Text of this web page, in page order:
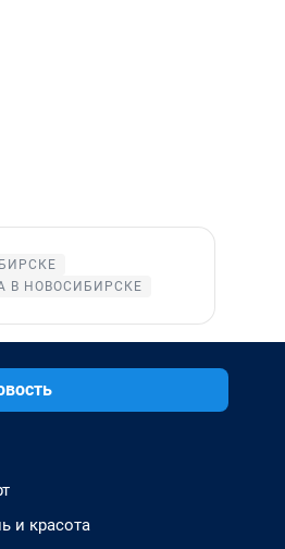
В НОВОСИБИРСКЕ
и красота